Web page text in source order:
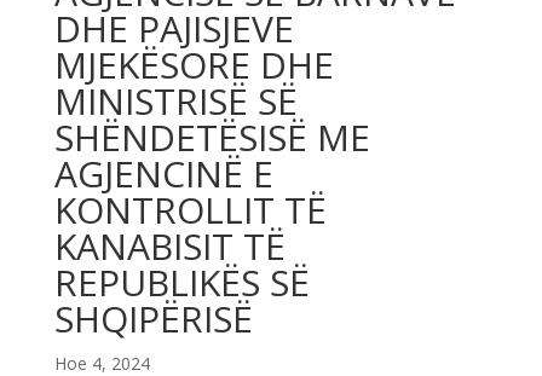
DHE PAJISJEVE
MJEKËSORE DHE
MINISTRISË SË
SHËNDETËSISË ME
AGJENCINË E
KONTROLLIT TË
KANABISIT TË
REPUBLIKËS SË
SHQIPËRISË
Ное 4, 2024